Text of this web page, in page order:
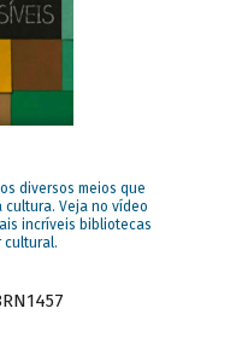
diversos meios que
cultura. Veja no vídeo
incríveis bibliotecas
cultural.